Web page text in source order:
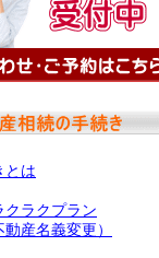
とは
クラクプラン
動産名義変更）